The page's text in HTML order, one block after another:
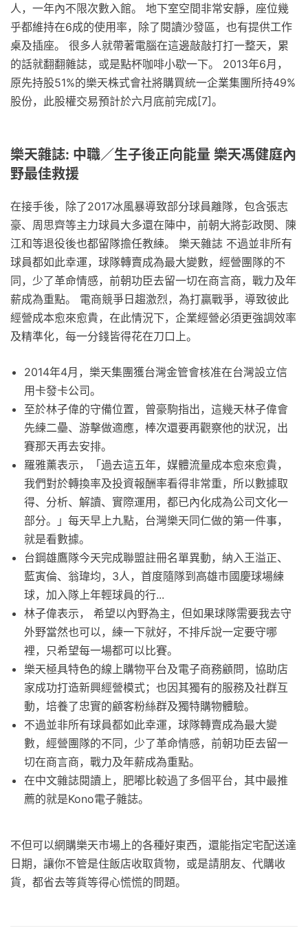
人，一年內不限次數入館。 地下室空間非常安靜，座位幾
乎都維持在6成的使用率，除了閱讀沙發區，也有提供工作
桌及插座。 很多人就帶著電腦在這邊敲敲打打一整天，累
的話就翻翻雜誌，或是點杯咖啡小歇一下。 2013年6月，
原先持股51%的樂天株式會社將購買統一企業集團所持49%
股份，此股權交易預計於六月底前完成[7]。
樂天雜誌: 中職／生子後正向能量 樂天馮健庭內
野最佳救援
在接手後，除了2017冰風暴導致部分球員離隊，包含張志
豪、周思齊等主力球員大多還在陣中，前朝大將彭政閔、陳
江和等退役後也都留隊擔任教練。 樂天雜誌 不過並非所有
球員都如此幸運，球隊轉賣成為最大變數，經營團隊的不
同，少了革命情感，前朝功臣去留一切在商言商，戰力及年
薪成為重點。 電商競爭日趨激烈，為打贏戰爭，導致彼此
經營成本愈來愈貴，在此情況下，企業經營必須更強調效率
及精準化，每一分錢皆得花在刀口上。
2014年4月，樂天集團獲台灣金管會核准在台灣設立信
用卡發卡公司。
至於林子偉的守備位置，曾豪駒指出，這幾天林子偉會
先練二壘、游擊做適應，棒次還要再觀察他的狀況，出
賽那天再去安排。
羅雅薰表示，「過去這五年，媒體流量成本愈來愈貴，
我們對於轉換率及投資報酬率看得非常重，所以數據取
得、分析、解讀、實際運用，都已內化成為公司文化一
部分。」每天早上九點，台灣樂天同仁做的第一件事，
就是看數據。
台鋼雄鷹隊今天完成聯盟註冊名單異動，納入王溢正、
藍寅倫、翁瑋均，3人，首度隨隊到高雄市國慶球場練
球，加入隊上年輕球員的行...
林子偉表示， 希望以內野為主，但如果球隊需要我去守
外野當然也可以，練一下就好，不排斥說一定要守哪
裡，只希望每一場都可以比賽。
樂天極具特色的線上購物平台及電子商務顧問，協助店
家成功打造新興經營模式；也因其獨有的服務及社群互
動，培養了忠實的顧客粉絲群及獨特購物體驗。
不過並非所有球員都如此幸運，球隊轉賣成為最大變
數，經營團隊的不同，少了革命情感，前朝功臣去留一
切在商言商，戰力及年薪成為重點。
在中文雜誌閱讀上，肥嘟比較過了多個平台，其中最推
薦的就是Kono電子雜誌。
不但可以網購樂天市場上的各種好東西，還能指定宅配送達
日期，讓你不管是住飯店收取貨物，或是請朋友、代購收
貨，都省去等貨等得心慌慌的問題。